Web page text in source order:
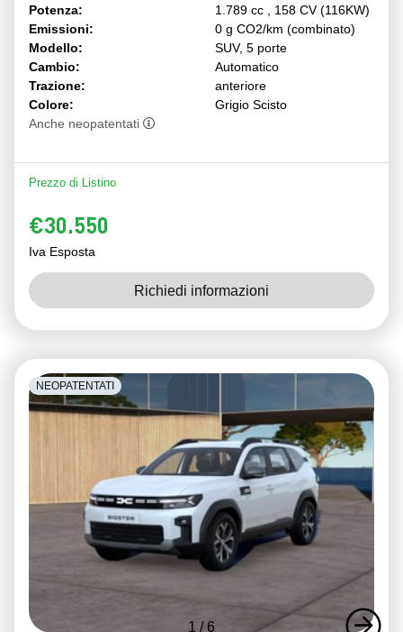
Potenza:
1.789 cc , 158 CV (116KW)
Emissioni:
0 g CO2/km (combinato)
Modello:
SUV, 5 porte
Cambio:
Automatico
Trazione:
anteriore
Colore:
Grigio Scisto
Anche neopatentati
Prezzo di Listino
€30.550
Iva Esposta
Richiedi informazioni
1 /6
NEOPATENTATI